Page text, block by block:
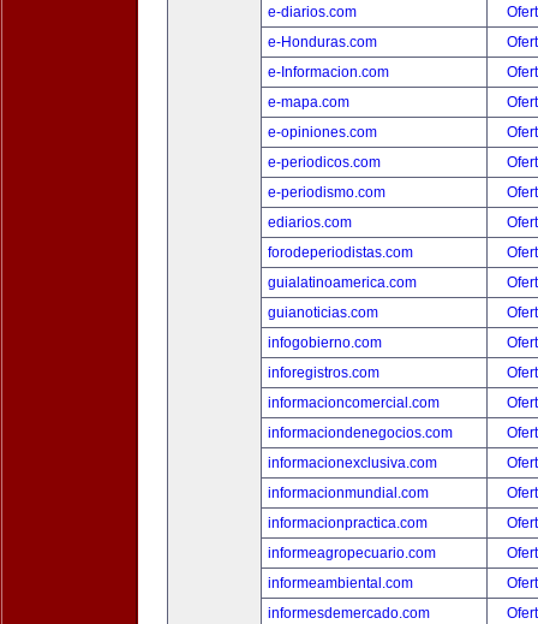
e-diarios.com
e-Honduras.com
e-Informacion.com
e-mapa.com
e-opiniones.com
e-periodicos.com
e-periodismo.com
ediarios.com
forodeperiodistas.com
guialatinoamerica.com
guianoticias.com
infogobierno.com
inforegistros.com
informacioncomercial.com
informaciondenegocios.com
informacionexclusiva.com
informacionmundial.com
informacionpractica.com
informeagropecuario.com
informeambiental.com
informesdemercado.com